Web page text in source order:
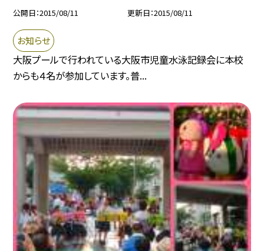
公開日 2015/08/11 更新日 2015/08/11
お知らせ
大阪プールで行われている大阪市児童水泳記録会に本校
からも４名が参加しています。普...